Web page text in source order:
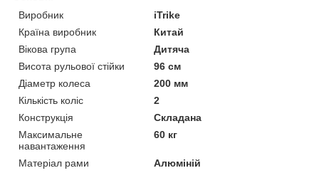
Виробник
iTrike
Країна виробник
Китай
Вікова група
Дитяча
Висота рульової стійки
96 см
Діаметр колеса
200 мм
Кількість коліс
2
Конструкція
Складана
Максимальне
навантаження
60 кг
Матеріал рами
Алюміній